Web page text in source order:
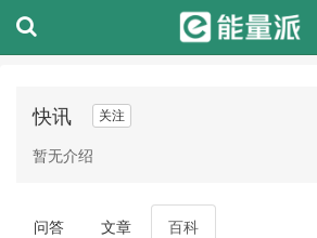
快讯 关注
暂无介绍
问答 文章 百科